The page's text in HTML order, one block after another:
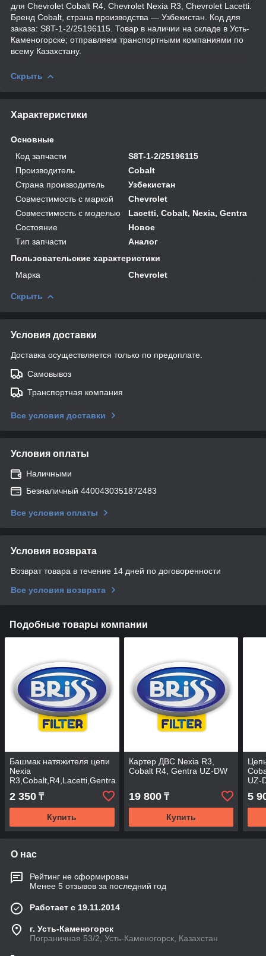
для Chevrolet Cobalt R4, Chevrolet Nexia R3, Chevrolet Lacetti.
Бренд Cobalt, страна производства — Узбекистан. Код для
заказа: S8T-1-2/25196115. Товар в наличии на складе в Усть-
Каменогорске; отправляем транспортными компаниями по
всему Казахстану.
Скрыть
Характеристики
Основные
Код запчасти
S8T-1-2/25196115
Производитель
Cobalt
Страна производитель
Узбекистан
Совместимость с маркой
Chevrolet
Совместимость с моделью
Lacetti, Cobalt, Nexia, Gentra
Состояние
Новое
Тип запчасти
Аналог
Пользовательские характеристики
Марка
Chevrolet
Скрыть
Условия доставки
Доставка осуществляется только по предоплате.
Самовывоз
Транспортная компания
Все условия доставки
Условия оплаты
Наличными
Безналичный 4400430351872483
Все условия оплаты
Условия возврата
Возврат товара в течение 14 дней по договоренности
Все условия возврата
Подобные товары компании
Башмак натяжителя цепи
Nexia
R3,Cobalt,R4,Lacetti,Gentra
2 350 ₸
Купить
Картер ДВС Nexia R3,
Cobalt R4, Gentra UZ-DW
19 800₸
Купить
UZ-
5
О нас
Рейтинг не сформирован
Менее 5 отзывов за последний год
Работает с 19.11.2014
г. Усть-Каменогорск
Пограничная 53/2, Усть-Каменогорск, Казахстан